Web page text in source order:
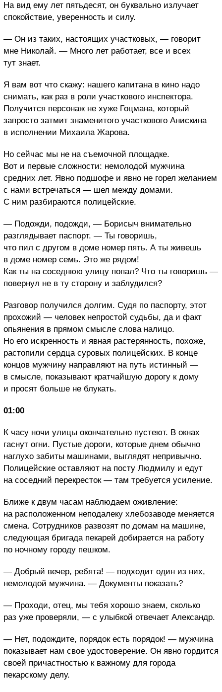
На вид ему лет пятьдесят, он буквально излучает
спокойствие, уверенность и силу.
— Он из таких, настоящих участковых, — говорит
мне Николай. — Много лет работает, все и всех
тут знает.
Я вам вот что скажу: нашего капитана в кино надо
снимать, как раз в роли участкового инспектора.
Получится персонаж не хуже Гоцмана, который
запросто затмит знаменитого участкового Анискина
в исполнении Михаила Жарова.
Но сейчас мы не на съемочной площадке.
Вот и первые сложности: немолодой мужчина
средних лет. Явно подшофе и явно не горел желанием
с нами встречаться — шел между домами.
С ним разбираются полицейские.
— Подожди, подожди, — Борисыч внимательно
разглядывает паспорт. — Ты говоришь,
что пил с другом в доме номер пять. А ты живешь
в доме номер семь. Это же рядом!
Как ты на соседнюю улицу попал? Что ты говоришь —
повернул не в ту сторону и заблудился?
Разговор получился долгим. Судя по паспорту, этот
прохожий — человек непростой судьбы, да и факт
опьянения в прямом смысле слова налицо.
Но его искренность и явная растерянность, похоже,
растопили сердца суровых полицейских. В конце
концов мужчину направляют на путь истинный —
в смысле, показывают кратчайшую дорогу к дому
и просят больше не блукать.
01:00
К часу ночи улицы окончательно пустеют. В окнах
гаснут огни. Пустые дороги, которые днем обычно
наглухо забиты машинами, выглядят непривычно.
Полицейские оставляют на посту Людмилу и едут
на соседний перекресток — там требуется усиление.
Ближе к двум часам наблюдаем оживление:
на расположенном неподалеку хлебозаводе меняется
смена. Сотрудников развозят по домам на машине,
следующая бригада пекарей добирается на работу
по ночному городу пешком.
— Добрый вечер, ребята! — подходит один из них,
немолодой мужчина. — Документы показать?
— Проходи, отец, мы тебя хорошо знаем, сколько
раз уже проверяли, — с улыбкой отвечает Александр.
— Нет, подождите, порядок есть порядок! — мужчина
показывает нам свое удостоверение. Он явно гордится
своей причастностью к важному для города
пекарскому делу.